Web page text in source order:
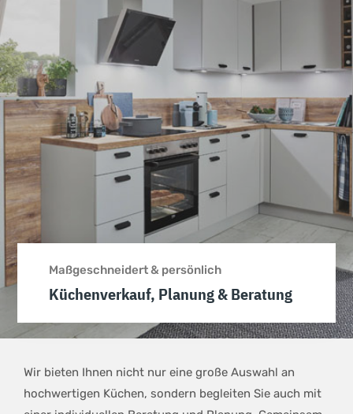
Maßgeschneidert & persönlich
Küchenverkauf, Planung & Beratung
Wir bieten Ihnen nicht nur eine große Auswahl an
hochwertigen Küchen, sondern begleiten Sie auch mit